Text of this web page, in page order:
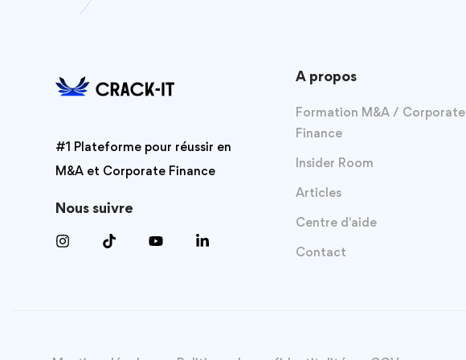
#1 Plateforme pour réussir en
M&A et Corporate Finance
Nous suivre
A propos
Formation M&A / Corporate
Finance
Insider Room
Articles
Centre d'aide
Contact